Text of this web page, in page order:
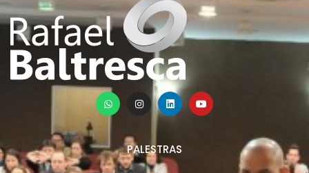
PALESTRAS